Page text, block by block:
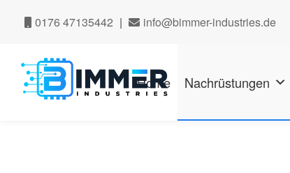
0176 47135442 | info@bimmer-industries.de
Navigation
springen
Inhalt
springen
Home Nachrüstungen